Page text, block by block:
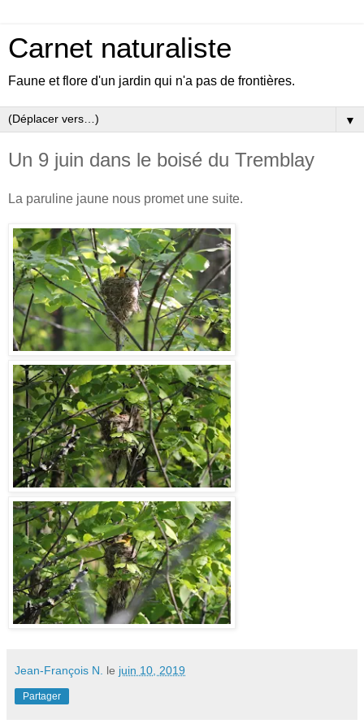
Carnet naturaliste
Faune et flore d'un jardin qui n'a pas de frontières.
▼
Un 9 juin dans le boisé du Tremblay
La paruline jaune nous promet une suite.
Jean-François N. le juin 10, 2019
Partager